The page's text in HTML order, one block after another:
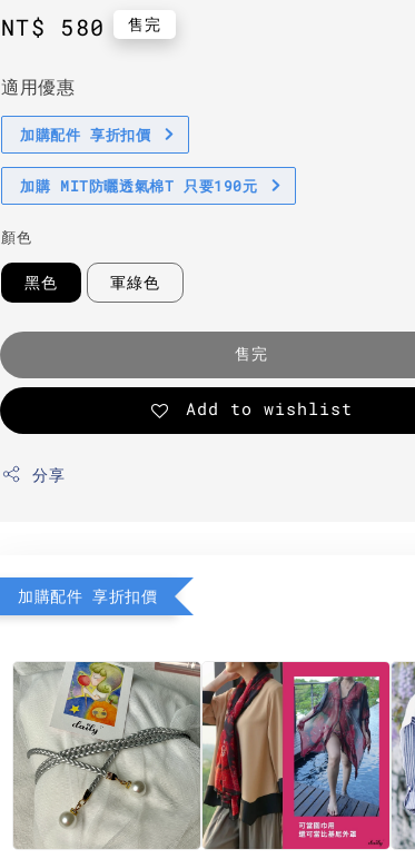
Regular
NT$ 580 售完
適用優惠
加購配件 享折扣價
加購 MIT防曬透氣棉T 只要190元
顏色
黑色 軍綠色
售完
Add to wishlist
分享
加購配件 享折扣價